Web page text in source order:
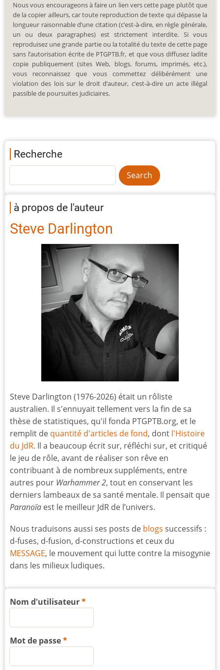
Nous vous encourageons à faire un lien vers cette page plutôt que
de la copier ailleurs, car toute reproduction de texte qui dépasse la
longueur raisonnable d’une citation (c’est-à-dire, en règle générale,
un ou deux paragraphes) est strictement interdite. Si vous
reproduisez une grande partie ou la totalité du texte de cette page
sans l’autorisation écrite de PTGPTB.fr, et que vous diffusez ladite
copie publiquement (sites Web, blogs, forums, imprimés, etc.),
vous reconnaissez que vous commettez délibérément une
violation des lois sur le droit d’auteur, c’est-à-dire un acte illégal
passible de poursuites judiciaires.
Recherche
à propos de l'auteur
Steve Darlington
Steve Darlington (1976-2026) était un rôliste
australien. Il s'ennuyait tellement vers la fin de sa
thèse de statistiques, qu'il fonda PTGPTB.org, et le
remplit de quantité d'articles de fond, dont l'Histoire
du JdR. Il a beaucoup écrit sur, réfléchi sur, et critiqué
le jeu de rôle, avant de réaliser son rêve en
contribuant à de nombreux suppléments, entre
autres pour Warhammer 2, tout en conservant les
derniers lambeaux de sa santé mentale. Il pensait que
Paranoïa est le meilleur JdR de l’univers.
Nous traduisons aussi ses posts de blogs successifs :
d-fuses, d-fusion, d-constructions et ceux du
MESSAGE, le mouvement qui lutte contre la misogynie
dans les milieux ludiques.
Nom d'utilisateur
Mot de passe